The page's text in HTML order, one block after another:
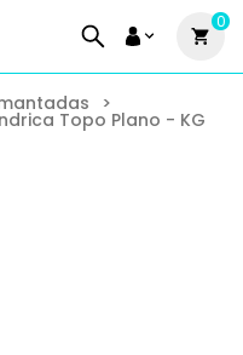
0
>
Topo Plano - KG